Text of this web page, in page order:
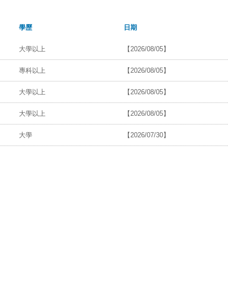
學歷 日期
大學以上 【2026/08/05】
專科以上 【2026/08/05】
大學以上 【2026/08/05】
大學以上 【2026/08/05】
大學 【2026/07/30】